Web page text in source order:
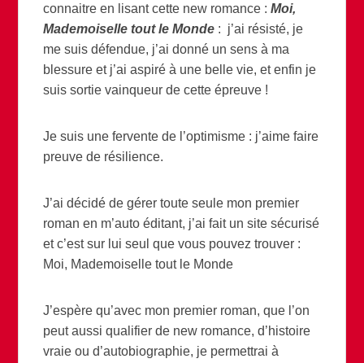
connaitre en lisant cette new romance :Moi,
Mademoiselle tout le Monde : j’ai résisté, je
me suis défendue, j’ai donné un sens à ma
blessure et j’ai aspiré à une belle vie, et enfin je
suis sortie vainqueur de cette épreuve !
Je suis une fervente de l’optimisme : j’aime faire
preuve de résilience.
J’ai décidé de gérer toute seule mon premier
roman en m’auto éditant, j’ai fait un site sécurisé
et c’est sur lui seul que vous pouvez trouver :
Moi, Mademoiselle tout le Monde
J’espère qu’avec mon premier roman, que l’on
peut aussi qualifier de new romance, d’histoire
vraie ou d’autobiographie, je permettrai à